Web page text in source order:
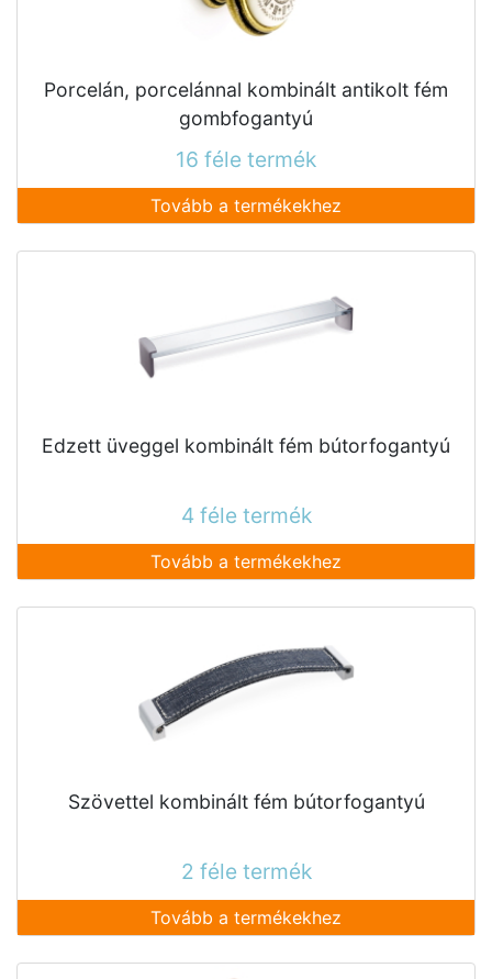
Porcelán, porcelánnal kombinált antikolt fém
gombfogantyú
16 féle termék
Tovább a termékekhez
Edzett üveggel kombinált fém bútorfogantyú
4 féle termék
Tovább a termékekhez
Szövettel kombinált fém bútorfogantyú
2 féle termék
Tovább a termékekhez